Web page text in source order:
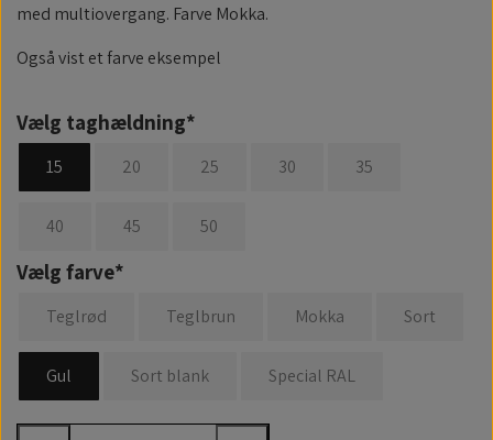
med multiovergang. Farve Mokka.
Også vist et farve eksempel
Vælg taghældning*
15 20 25 30 35
40 45 50
Vælg farve*
Teglrød Teglbrun Mokka Sort
Gul Sort blank Special RAL